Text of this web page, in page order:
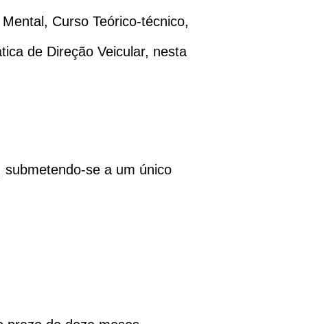
Curso Teórico-técnico,
de Direção Veicular, nesta
se a um único